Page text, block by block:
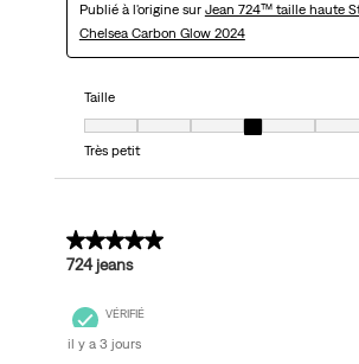
Publié à l'origine sur Jean 724™ taille haute
Chelsea Carbon Glow 2024
Taille
Taille, 4 sur 7, où 1 est égal à Très petit et 7 est
Très petit
5 sur 5 étoiles.
724 jeans
VÉRIFIÉ
il y a 3 jours